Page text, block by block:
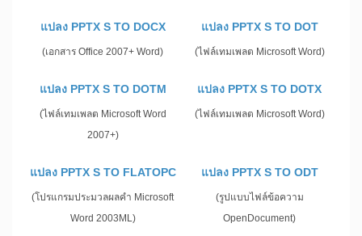
แปลง PPTX S TO DOCX
(เอกสาร Office 2007+ Word)
แปลง PPTX S TO DOT
(ไฟล์เทมเพลต Microsoft Word)
แปลง PPTX S TO DOTM
(ไฟล์เทมเพลต Microsoft Word
2007+)
แปลง PPTX S TO DOTX
(ไฟล์เทมเพลต Microsoft Word)
แปลง PPTX S TO FLATOPC
(โปรแกรมประมวลผลคำ Microsoft
Word 2003ML)
แปลง PPTX S TO ODT
(รูปแบบไฟล์ข้อความ
OpenDocument)